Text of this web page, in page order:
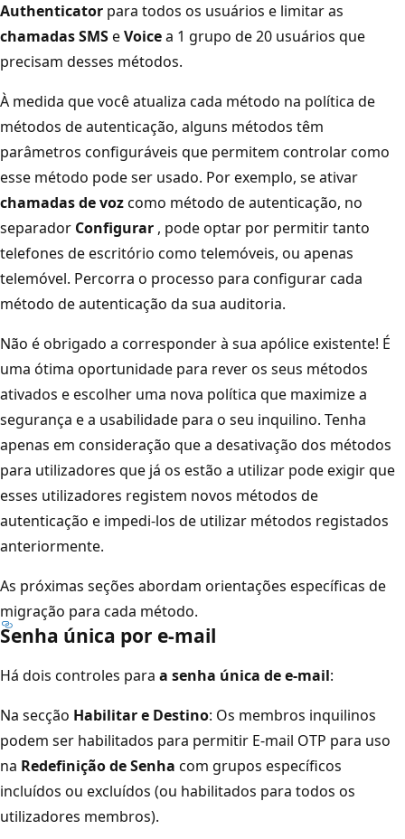
Authenticator para todos os usuários e limitar as
chamadas SMSeVoicea 1 grupo de 20 usuários que
precisam desses métodos.
À medida que você atualiza cada método na política de
métodos de autenticação, alguns métodos têm
parâmetros configuráveis que permitem controlar como
esse método pode ser usado. Por exemplo, se ativar
chamadas de vozcomo método de autenticação, no
separador Configurar , pode optar por permitir tanto
telefones de escritório como telemóveis, ou apenas
telemóvel. Percorra o processo para configurar cada
método de autenticação da sua auditoria.
Não é obrigado a corresponder à sua apólice existente! É
uma ótima oportunidade para rever os seus métodos
ativados e escolher uma nova política que maximize a
segurança e a usabilidade para o seu inquilino. Tenha
apenas em consideração que a desativação dos métodos
para utilizadores que já os estão a utilizar pode exigir que
esses utilizadores registem novos métodos de
autenticação e impedi-los de utilizar métodos registados
anteriormente.
As próximas seções abordam orientações específicas de
migração para cada método.
Senha única por e-mail
Há dois controles para a senha única de e-mail:
Na secção Habilitar e Destino: Os membros inquilinos
podem ser habilitados para permitir E-mail OTP para uso
na Redefinição de Senha com grupos específicos
incluídos ou excluídos (ou habilitados para todos os
utilizadores membros).